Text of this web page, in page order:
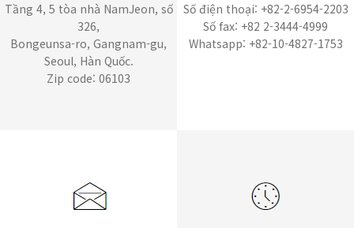
Tầng 4, 5 tòa nhà NamJeon, số
326,
Bongeunsa-ro, Gangnam-gu,
Seoul, Hàn Quốc.
Zip code: 06103
Số điện thoại: +82-2-6954-2203
Số fax: +82 2-3444-4999
Whatsapp: +82-10-4827-1753